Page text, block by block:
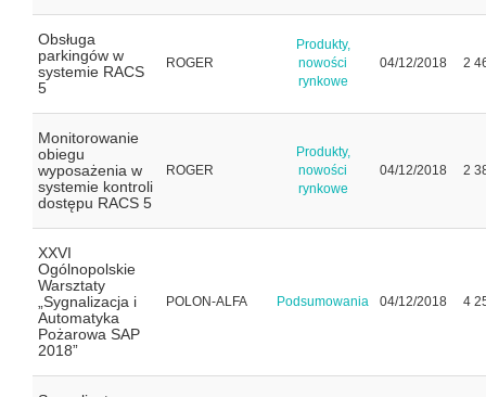
Obsługa
parkingów w
systemie RACS
5
ROGER
Produkty,
nowości
rynkowe
04/12/2018 2
Monitorowanie
obiegu
wyposażenia w
systemie kontroli
dostępu RACS 5
ROGER
Produkty,
nowości
rynkowe
04/12/2018 2
XXVI
Ogólnopolskie
Warsztaty
„Sygnalizacja i
Automatyka
Pożarowa SAP
2018”
POLON-ALFA Podsumowania 04/12/2018 4